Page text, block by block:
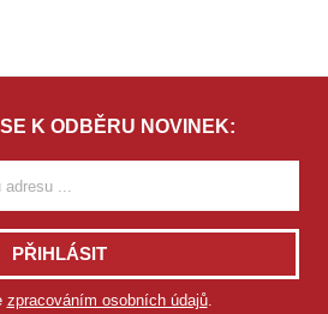
K ODBĚRU NOVINEK:
PŘIHLÁSIT
zpracováním osobních údajů.